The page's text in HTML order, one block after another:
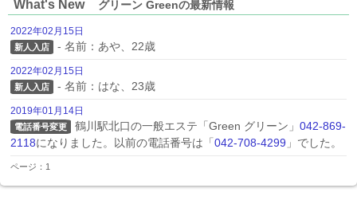
What's New グリーン Greenの最新情報
2022年02月15日
新人入店 - 名前：あや、22歳
2022年02月15日
新人入店 - 名前：はな、23歳
2019年01月14日
電話番号変更 鶴川駅北口の一般エステ「Green グリーン」 042-869-
2118になりました。以前の電話番号は「 042-708-4299 」でした。
ページ：1